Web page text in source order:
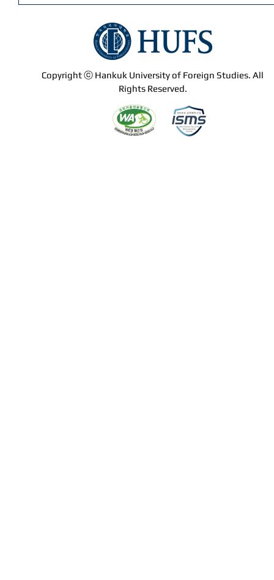
Copyright ⓒ Hankuk University of Foreign Studies. All
Rights Reserved.